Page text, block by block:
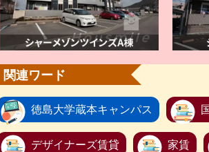
関連ワード
徳島大学蔵本キャンパス
デザイナーズ賃貸 家賃